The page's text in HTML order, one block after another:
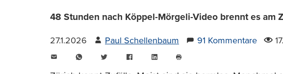
48 Stunden nach Köppel-Mörgeli-Video brennt es
27.1.2026 Paul Schellenbaum 91 Kommentare
WhatsAppTwitter FacebookLinkedIn
drucken